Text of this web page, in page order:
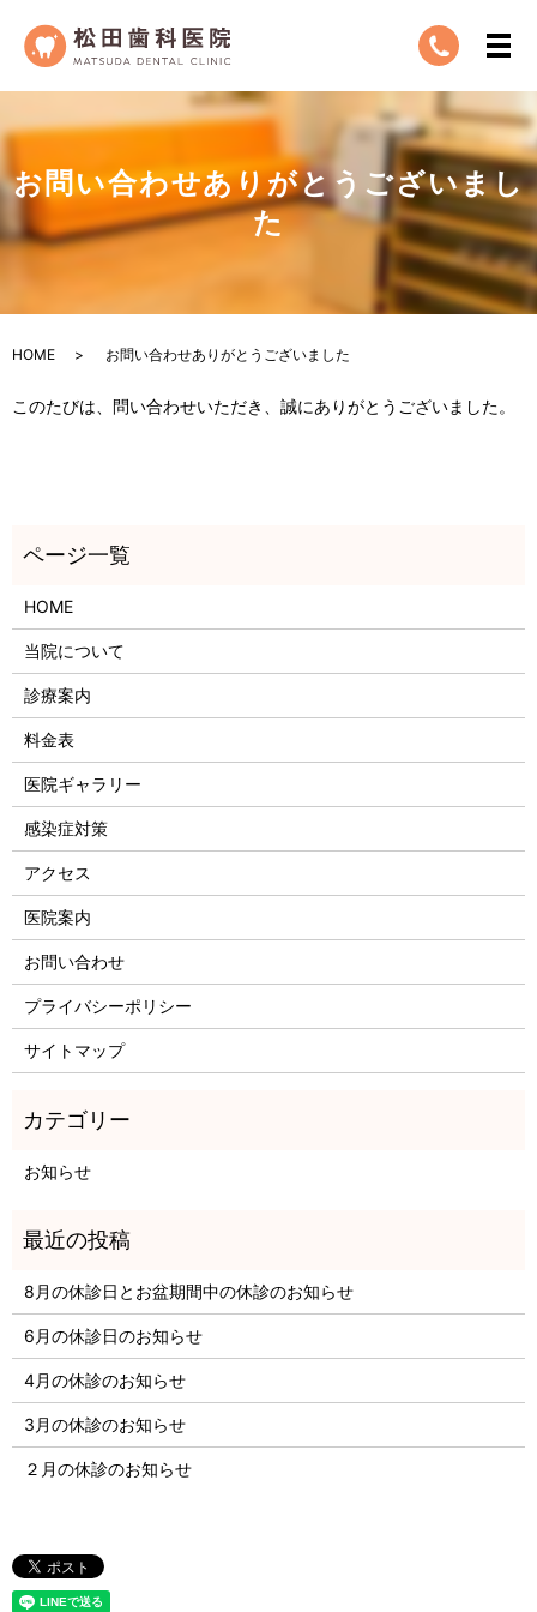
お問い合わせありがとうございまし
た
HOME お問い合わせありがとうございました
このたびは、問い合わせいただき、誠にありがとうございました。
HOME
当院について
診療案内
料金表
医院ギャラリー
感染症対策
アクセス
医院案内
お問い合わせ
プライバシーポリシー
サイトマップ
お知らせ
8月の休診日とお盆期間中の休診のお知らせ
6月の休診日のお知らせ
4月の休診のお知らせ
3月の休診のお知らせ
２月の休診のお知らせ